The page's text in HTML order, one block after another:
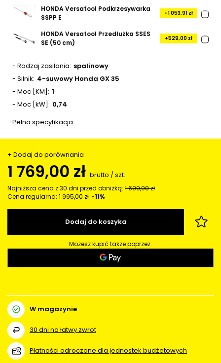
HONDA Versatool Podkrzesywarka
SSPP E
+1 053,91 zł
HONDA Versatool Przedłużka SSES
SE (50 cm)
+529,00 zł
- Rodzaj zasilania spalinowy
- Silnik 4-suwowy Honda GX 35
- Moc [KM] 1
- Moc [kW]
0,74
Pełna specyfikacja
+ Dodaj do porównania
1 769,00 zł brutto /szt.
Najniższa cena z 30 dni przed obniżką: 1 699,00 zł
Cena regularna: 1 995,00 zł -11%
Dodaj do koszyka
Możesz kupić także poprzez:
W magazynie
30 dni na łatwy zwrot
Płatności odroczone dla jednostek budżetowych